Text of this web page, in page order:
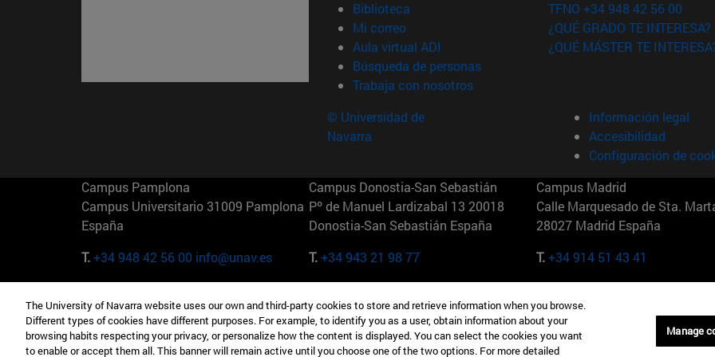
Biblioteca (abre en nueva ventana)
Mi correo(abre en nueva ventana)
Aula virtual ADI (abre en nueva ventana)
Búsqueda de personas(abre en nueva ventana)
Trabaja con nosotros(abre en nueva ventana)
TFNO +34 948 42 56 00
¿QUÉ GRADO TE INTERESA?
¿QUÉ MÁSTER TE
© Universidad de
Navarra
Información legal
Accesibilidad
Configuración de
Campus Pamplona
Campus Universitario 31009 Pamplona
España
T.+34 948 42 56 00 info@unav.es
Campus Donostia-San Sebastián
Pº de Manuel Lardizabal 13 20018
Donostia-San Sebastián España
T.+34 943 21 98 77
Campus Madrid
Calle Marquesado de Sta.
28027 Madrid España
T.+34 914 51 43 41
Camino del Cerro Águila 3 28023
Madrid España
165 W 57th St 10019-2201 Nueva York
EE.UU
Maria-Theresia-Straße 15
Múnich Alemania
The University of Navarra website uses our own and third-party cookies to store and retrieve information when you browse.
Different types of cookies have different purposes. For example, to identify you as a user, obtain information about your
browsing habits respecting your privacy, or personalize how the content is displayed. You can select the cookies you want
to enable or accept them all. This banner will remain active until you choose one of the two options. For more detailed
Manage